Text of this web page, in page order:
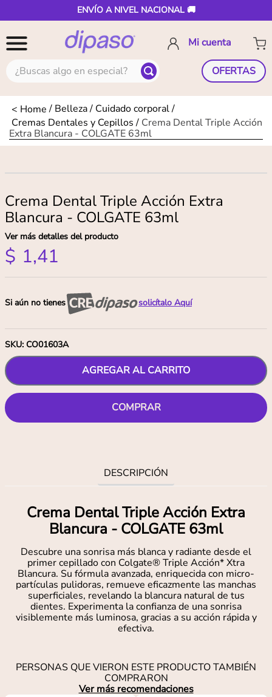
ENVÍO A NIVEL NACIONAL 🚚
¿Buscas algo en especial? OFERTAS
Belleza
Cuidado corporal
Cremas Dentales y Cepillos
Crema Dental Triple Acción
Extra Blancura - COLGATE 63ml
Crema Dental Triple Acción Extra
Blancura - COLGATE 63ml
Ver más detalles del producto
$ 1,41
Si aún no tienes solicítalo Aquí
SKU: CO01603A
AGREGAR AL CARRITO
COMPRAR
DESCRIPCIÓN
Crema Dental Triple Acción Extra
Blancura - COLGATE 63ml
Descubre una sonrisa más blanca y radiante desde el
primer cepillado con Colgate® Triple Acción* Xtra
Blancura. Su fórmula avanzada, enriquecida con micro-
partículas pulidoras, remueve eficazmente las manchas
superficiales, revelando la blancura natural de tus
dientes. Experimenta la confianza de una sonrisa
visiblemente más luminosa, gracias a su acción rápida y
efectiva.
PERSONAS QUE VIERON ESTE PRODUCTO TAMBIÉN
COMPRARON
Ver más recomendaciones